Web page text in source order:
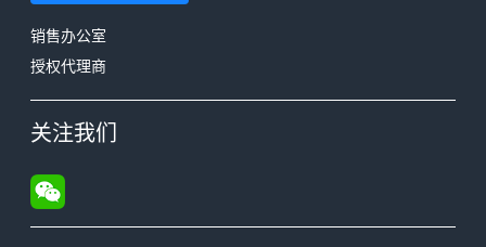
销售办公室
授权代理商
关注我们